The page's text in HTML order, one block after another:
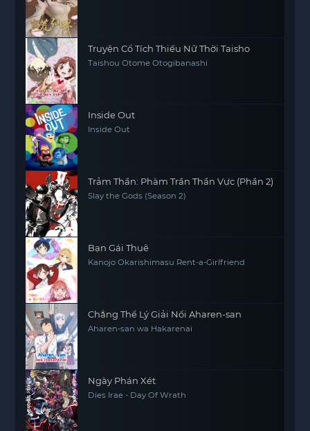
Truyện Cổ Tích Thiếu Nữ Thời Taisho
Taishou Otome Otogibanashi
Inside Out
Inside Out
Trảm Thần: Phàm Trần Thần Vực (Phần 2)
Slay the Gods (Season 2)
Bạn Gái Thuê
Kanojo Okarishimasu Rent-a-Girlfriend
Chẳng Thể Lý Giải Nổi Aharen-san
Aharen-san wa Hakarenai
Ngày Phán Xét
Dies Irae - Day Of Wrath